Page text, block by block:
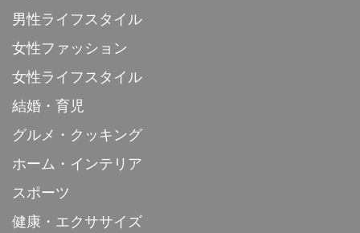
男性ライフスタイル
女性ファッション
女性ライフスタイル
結婚・育児
グルメ・クッキング
ホーム・インテリア
スポーツ
健康・エクササイズ